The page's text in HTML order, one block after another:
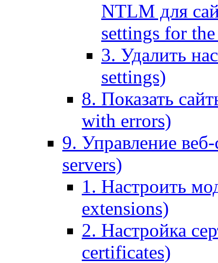
NTLM для
settings for
3. Удалить
settings)
8. Показать
with errors)
9. Управление
servers)
1. Настроить
extensions)
2. Настройка
certificates)